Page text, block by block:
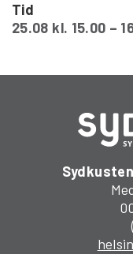
Tid
25.08 kl. 15.00 –